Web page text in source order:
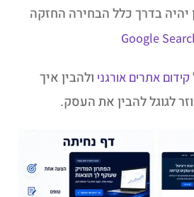
יהיה בדרך כלל הבחירה החזקה
קידום אתרים אורגני ולהבין איך
לגוגל להבין את העסק.